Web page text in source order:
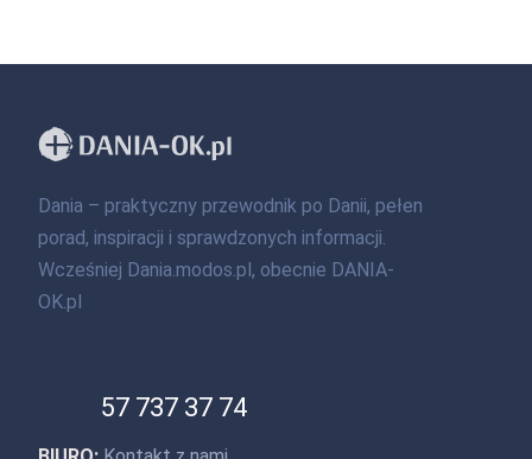
Dania – praktyczny przewodnik po Danii, pełen
porad, inspiracji i sprawdzonych informacji.
Wcześniej Dania.modos.pl, obecnie DANIA-
OK.pl
57 737 37 74